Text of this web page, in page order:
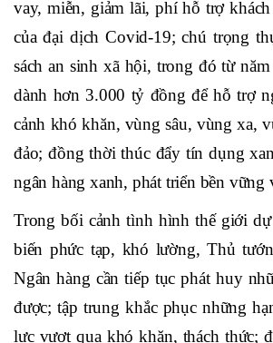
dụng yếu kém, góp phần ổn định
an ninh tiền tệ, tín dụng, ngân
của nhân dân. Vietcombank cũng
phong trong thực hiện chủ trương cơ
vay, miễn, giảm lãi, phí hỗ trợ
của đại dịch Covid-19; chú trọng
sách an sinh xã hội, trong đó từ năm
dành hơn 3.000 tỷ đồng để hỗ trợ
cảnh khó khăn, vùng sâu, vùng xa,
đảo; đồng thời thúc đẩy tín dụng
ngân hàng xanh, phát triển bền vững